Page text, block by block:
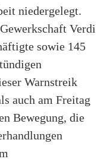
niedergelegt.
Verdi
sowie 145
Warnstreik
auch am Freitag
Bewegung, die